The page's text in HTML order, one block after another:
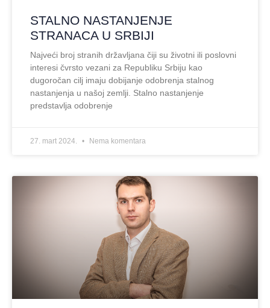
STALNO NASTANJENJE
STRANACA U SRBIJI
Najveći broj stranih državljana čiji su životni ili poslovni
interesi čvrsto vezani za Republiku Srbiju kao
dugoročan cilj imaju dobijanje odobrenja stalnog
nastanjenja u našoj zemlji. Stalno nastanjenje
predstavlja odobrenje
27. mart 2024. Nema komentara